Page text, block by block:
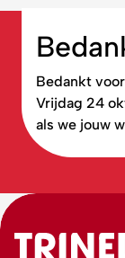
Bedankt
Vrijdag 24
als we jouw